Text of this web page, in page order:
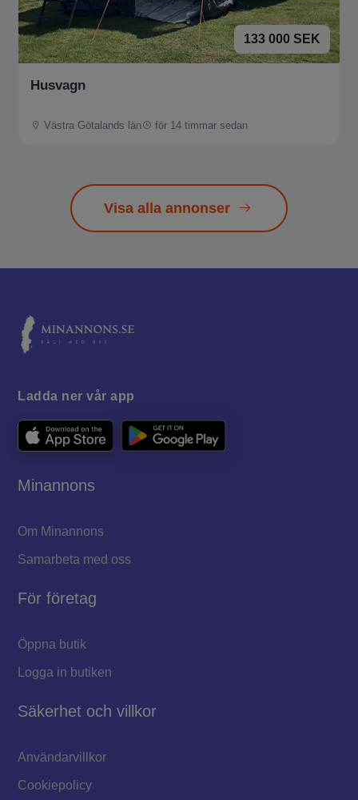
133 000 SEK
Husvagn
Västra Götalands län för 14 timmar sedan
Visa alla annonser
Ladda ner vår app
Minannons
Om Minannons
Samarbeta med oss
För företag
Öppna butik
Logga in butiken
Säkerhet och villkor
Användarvillkor
Cookiepolicy